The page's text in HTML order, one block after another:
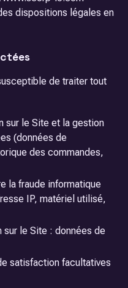
dispositions légales en
de traiter tout
sur le Site et la gestion
(données de
des commandes,
la fraude informatique
IP, matériel utilisé,
sur le Site : données de
satisfaction facultatives